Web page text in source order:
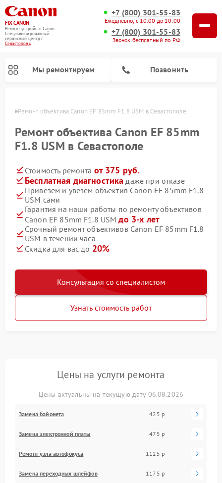
FIX-CANON
Ремонт устройств Canon
Специализированный
cервисный центр г.
Севастополь
+7 (800) 301-55-83
Ежедневно, с 10:00 до 20:00
+7 (800) 301-55-83
Звонок бесплатный по РФ
Мы ремонтируем Позвонить
Ремонт объектива Canon EF 85mm F1.8 USM в Севастополе
Ремонт объектива Canon EF 85mm
F1.8 USM в Севастополе
Стоимость ремонта от 375 руб.
Бесплатная диагностика даже при отказе
Привезем и увезем объектив Canon EF 85mm F1.8
USM сами
Гарантия на наши работы по ремонту объективов
Canon EF 85mm F1.8 USMдо 3-х лет
Срочный ремонт объективов Canon EF 85mm F1.8
USM в течении часа
Скидка для вас до 20%
Консультация со специалистом
Узнать стоимость работ
Цены на услуги ремонта
Цены актуальны на текущую дату 06.08.2026
Замена байонета 425 р
Замена электронной платы 475 р
Ремонт узла автофокуса 1125 р
Замена переходных шлейфов 1175 р